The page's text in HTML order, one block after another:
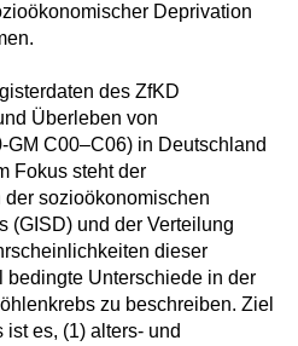
Deprivation
des ZfKD
Überleben von
GM C00–C06) in Deutschland
Fokus steht der
sozioökonomischen
(GISD) und der Verteilung
dieser
bedingte Unterschiede in der
zu beschreiben. Ziel
es, (1) alters- und